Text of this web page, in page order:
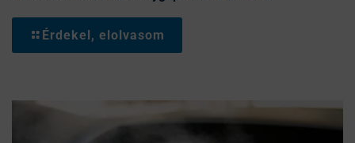
Érdekel, elolvasom